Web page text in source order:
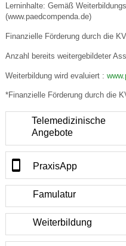
Lerninhalte: Gemäß
(www.paedcompenda.de)
Finanzielle Förderung durch die KV
Anzahl bereits weitergebildeter
Weiterbildung wird evaluiert :
*Finanzielle Förderung durch die
Telemedizinische
Angebote
PraxisApp
Famulatur
Weiterbildung